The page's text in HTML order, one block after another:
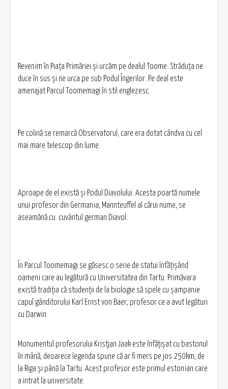
Revenim în Piaţa Primăriei şi urcăm pe dealul Toome. Străduţa ne
duce în sus şi ne urca pe sub Podul Îngerilor. Pe deal este
amenajat Parcul Toomemagi în stil englezesc.
Pe colină se remarcă Observatorul, care era dotat cândva cu cel
mai mare telescop din lume.
Aproape de el există şi Podul Diavolului. Acesta poartă numele
unui profesor din Germania, Mannteuffel al cărui nume, se
aseamănă cu cuvântul german Diavol.
În Parcul Toomemagi se găsesc o serie de statui înfăţişând
oameni care au legătură cu Universitatea din Tartu. Primăvara
există tradiţia că studenţii de la biologie să spele cu şampanie
capul gânditorului Karl Ernst von Baer, profesor ce a avut legături
cu Darwin.
Monumentul profesorului Kristjan Jaak este înfăţişat cu bastonul
în mână, deoarece legenda spune că ar fi mers pe jos 250km, de
la Riga şi până la Tartu. Acest profesor este primul estonian care
a intrat la universitate.